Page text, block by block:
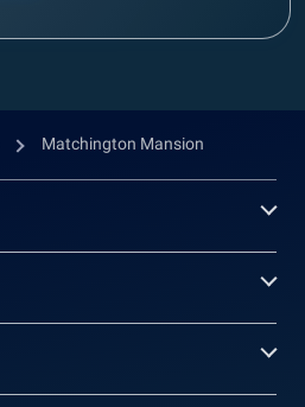
Matchington Mansion